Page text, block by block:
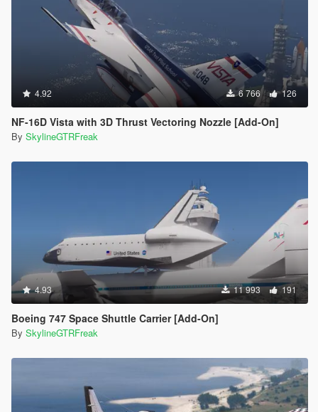
4.92 6 766 126
NF-16D Vista with 3D Thrust Vectoring Nozzle [Add-On]
By SkylineGTRFreak
4.93 11 993 191
Boeing 747 Space Shuttle Carrier [Add-On]
By SkylineGTRFreak